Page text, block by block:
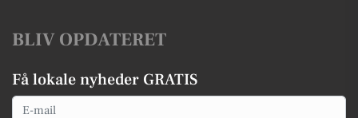
BLIV OPDATERET
Få lokale nyheder GRATIS
Email